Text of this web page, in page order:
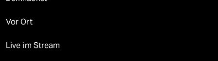
Vor Ort
Live im Stream